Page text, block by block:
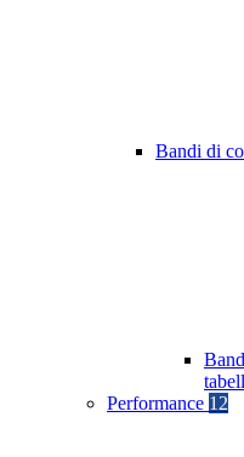
Bandi di
Performance 12